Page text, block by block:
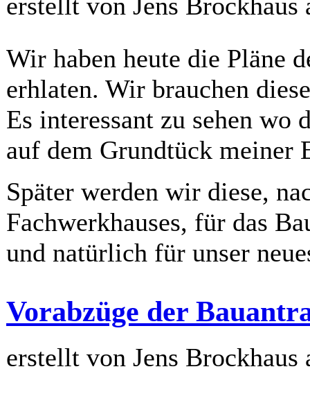
Wir haben heute die Pläne
erhlaten. Wir brauchen
Es interessant zu sehen wo
auf dem Grundtück meiner
Später werden wir diese,
Fachwerkhauses, für das
und natürlich für unser
Vorabzüge der
erstellt von Jens Brockhaus